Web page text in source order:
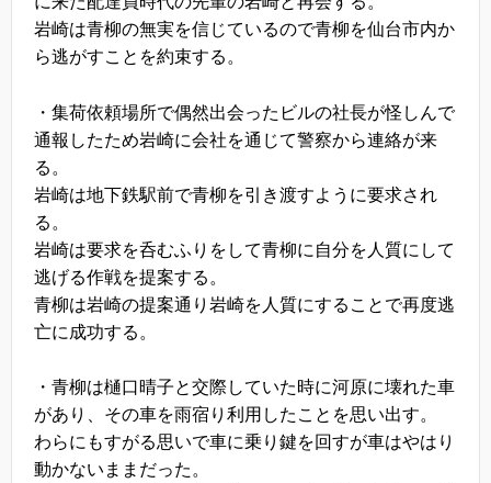
岩崎は青柳の無実を信じているので青柳を仙台市内か
ら逃がすことを約束する。
・集荷依頼場所で偶然出会ったビルの社長が怪しんで
通報したため岩崎に会社を通じて警察から連絡が来
る。
岩崎は地下鉄駅前で青柳を引き渡すように要求され
る。
岩崎は要求を呑むふりをして青柳に自分を人質にして
逃げる作戦を提案する。
青柳は岩崎の提案通り岩崎を人質にすることで再度逃
亡に成功する。
・青柳は樋口晴子と交際していた時に河原に壊れた車
があり、その車を雨宿り利用したことを思い出す。
わらにもすがる思いで車に乗り鍵を回すが車はやはり
動かないままだった。